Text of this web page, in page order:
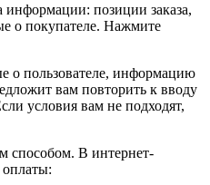
информации: позиции заказа,
о покупателе. Нажмите
о пользователе, информацию
вам повторить к вводу
условия вам не подходят,
способом. В интернет-
оплаты: